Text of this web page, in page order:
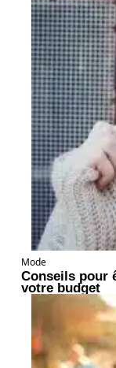
Mode
Conseils pour
votre budget